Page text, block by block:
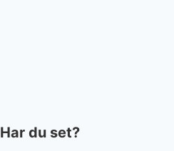
Har du set?